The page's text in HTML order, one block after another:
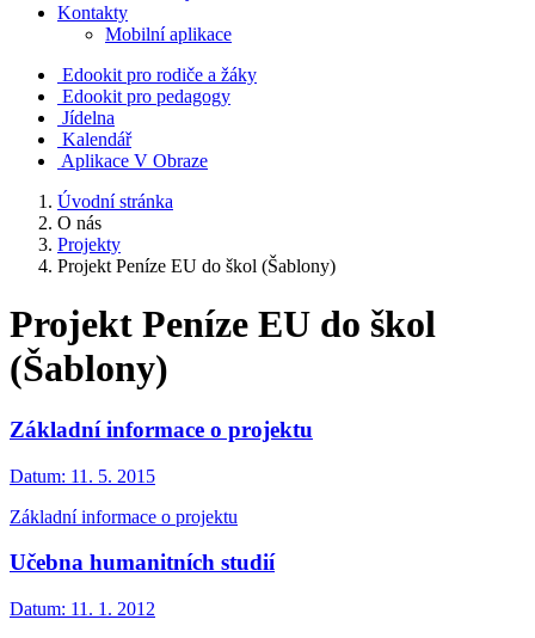
Kontakty
Mobilní aplikace
Edookit pro rodiče a žáky
Edookit pro pedagogy
Jídelna
Kalendář
Aplikace V Obraze
Úvodní stránka
O nás
Projekty
Projekt Peníze EU do škol (Šablony)
Projekt Peníze EU do škol
(Šablony)
Základní informace o projektu
Datum: 11. 5. 2015
Základní informace o projektu
Učebna humanitních studií
Datum: 11. 1. 2012